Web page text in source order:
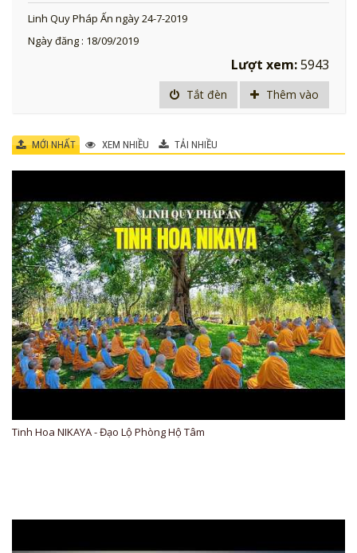
Linh Quy Pháp Ấn ngày 24-7-2019
Ngày đăng : 18/09/2019
Lượt xem:5943
Tắt đèn Thêm vào
MỚI NHẤT XEM NHIỀU TẢI NHIỀU
Tinh Hoa NIKAYA - Đạo Lộ Phòng Hộ Tâm